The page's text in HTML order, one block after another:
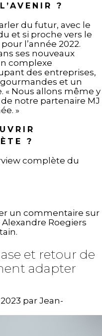
?
du futur, avec le
et si proche vers le
l’année 2022.
ses nouveaux
complexe
des entreprises,
et un
« Nous allons même y
notre partenaire MJ
»
?
complète du
un commentaire sur
Roegiers
et retour de
adapter
par Jean-